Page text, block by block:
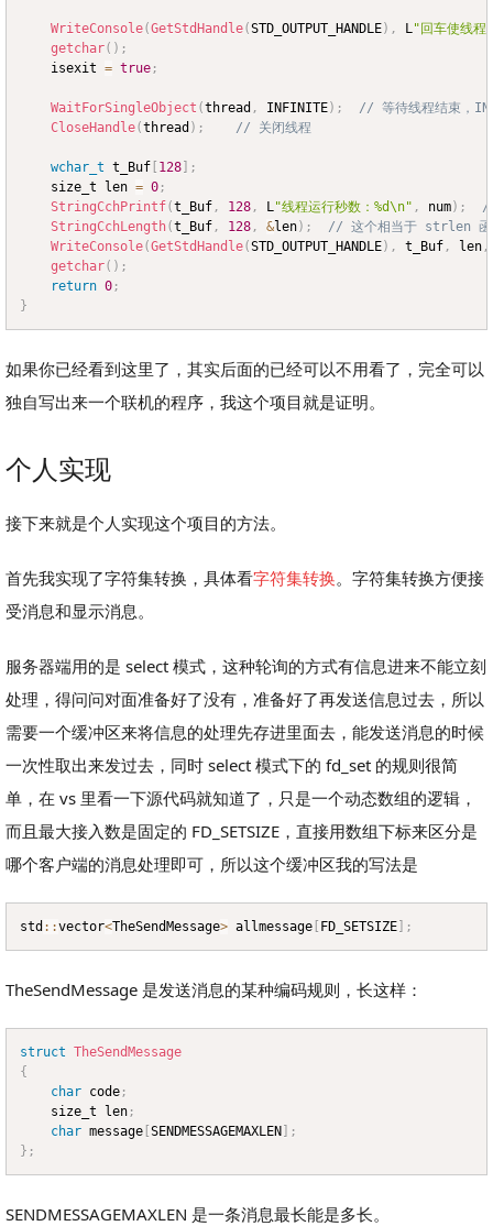
WriteConsole(GetStdHandle(STD_OUTPUT_HANDLE) , L "回车使线
getchar( ) ;
	isexit
= true ;
WaitForSingleObject (thread , INFINITE) ;
// 等待线程结束，
CloseHandle(thread ) ; // 关闭线程
wchar_t t_Buf [ 128] ;
	size_t len
= 0 ;
StringCchPrintf(t_Buf , 128 , L "线程运行秒数：%d\n" , num) ;
StringCchLength(t_Buf , 128 , &len) ;
// 这个相当于 strlen 函
WriteConsole(GetStdHandle(STD_OUTPUT_HANDLE) , t_Buf , len ,
getchar( ) ;
return 0 ;
}
如果你已经看到这里了，其实后面的已经可以不用看了，完全可以
独自写出来一个联机的程序，我这个项目就是证明。
个人实现
接下来就是个人实现这个项目的方法。
首先我实现了字符集转换，具体看字符集转换。字符集转换方便接
受消息和显示消息。
服务器端用的是 select 模式，这种轮询的方式有信息进来不能立刻
处理，得问问对面准备好了没有，准备好了再发送信息过去，所以
需要一个缓冲区来将信息的处理先存进里面去，能发送消息的时候
一次性取出来发过去，同时 select 模式下的 fd_set 的规则很简
单，在 vs 里看一下源代码就知道了，只是一个动态数组的逻辑，
而且最大接入数是固定的 FD_SETSIZE，直接用数组下标来区分是
哪个客户端的消息处理即可，所以这个缓冲区我的写法是
std ::vector<TheSendMessage> allmessage [ FD_SETSIZE] ;
TheSendMessage 是发送消息的某种编码规则，长这样：
struct TheSendMessage
{
char code ;
	size_t len
;
char message [SENDMESSAGEMAXLEN] ;
} ;
SENDMESSAGEMAXLEN 是一条消息最长能是多长。